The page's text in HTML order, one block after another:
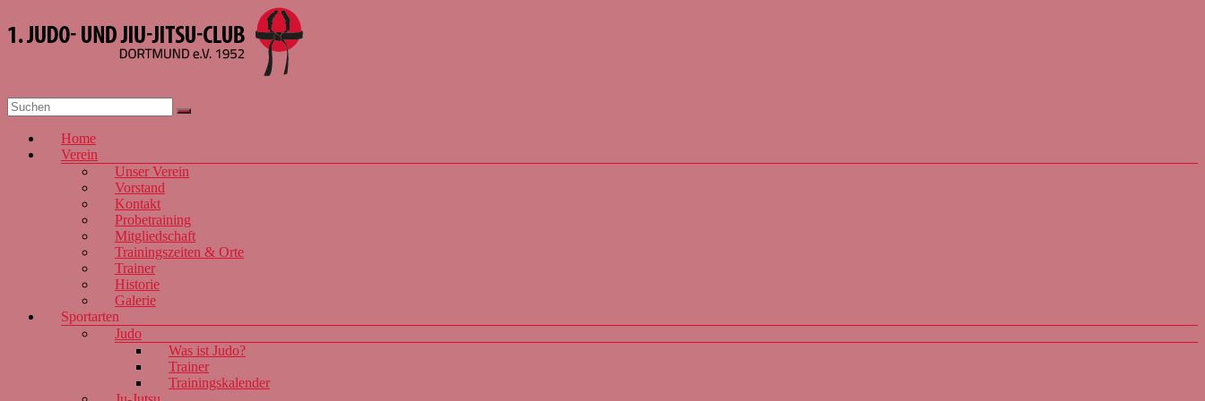
Inhalt
springen
1. JJJC
e.V. 1952
Menü
Home
Verein
Unser Verein
Vorstand
Kontakt
Probetraining
Mitgliedschaft
Trainingszeiten & Orte
Trainer
Historie
Galerie
Sportarten
Judo
Was ist Judo?
Trainer
Trainingskalender